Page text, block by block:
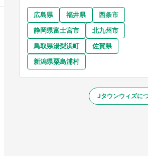
奈良 和歌山
山口
大分 宮崎
『小林さんちのメイドラゴン』と
のモデル・越谷がコラボ 田んぼ
トの見頃にあわせて企画続々【7
～】
広島県 福井県
西条市
静岡県富士宮市
北九州市
鳥取県湯梨浜町
佐賀県
新潟県粟島浦村
Jタウンウィズに